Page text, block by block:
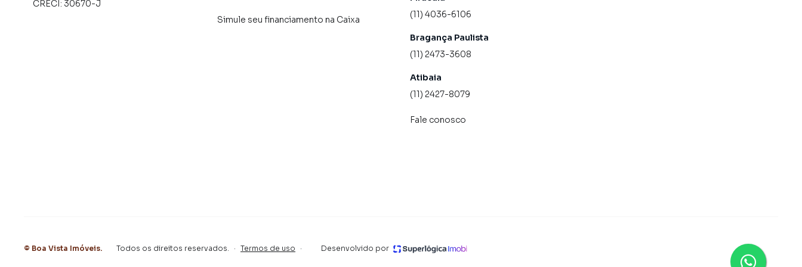
CRECI: 30670-J
Simule seu financiamento na Caixa
(11) 4036-6106
Bragança Paulista
(11) 2473-3608
Atibaia
(11) 2427-8079
Fale conosco
© Boa Vista Imóveis. Todos os direitos reservados. · Termos de uso · Desenvolvido por